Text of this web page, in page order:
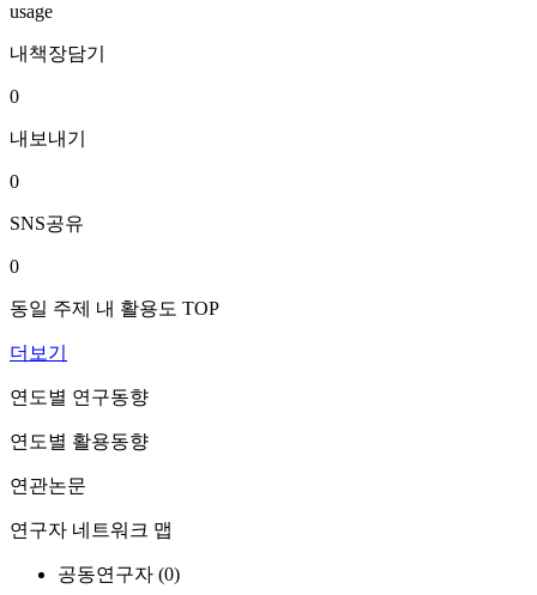
usage
내책장담기
0
내보내기
0
SNS공유
0
동일 주제 내 활용도 TOP
더보기
연도별 연구동향
연도별 활용동향
연관논문
연구자 네트워크 맵
공동연구자 (0)